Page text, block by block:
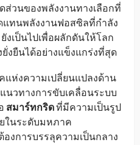
ส่วนของพลังงานทางเลือกที่
แทนพลังงานฟอสซิลที่กำลัง
เป็นไปเพื่อผลักดันให้โลก
งยืนได้อย่างแข็งแกร่งที่สุด
แห่งความเปลี่ยนแปลงด้าน
นวทางการขับเคลื่อนระบบ
สมาร์ทกริดที่มีความเป็นรูป
ในระดับมหภาค
งการบรรลุความเป็นกลาง